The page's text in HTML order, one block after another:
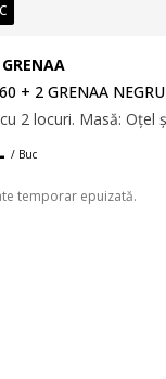
+ 2 GRENAA NEGRU
/ Buc
temporar epuizată.